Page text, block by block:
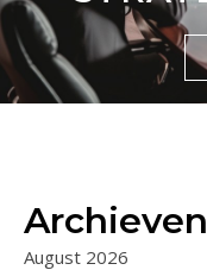
GOED
Archieven
August 2026